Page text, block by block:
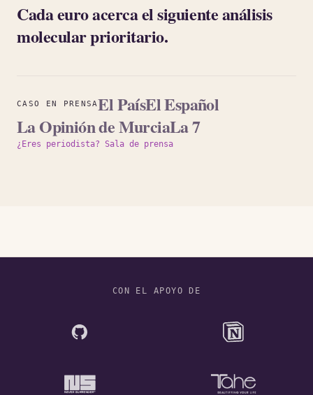
Cada euro acerca el siguiente análisis
molecular prioritario.
CASO EN PRENSAEl País(se abre en una pestaña
El Español
La Opinión de Murcia(se abre en una
La 7(se abre en una
¿Eres periodista? Sala de prensa
CON EL APOYO DE